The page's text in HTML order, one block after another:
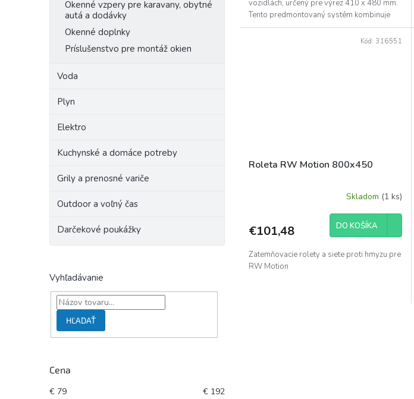
Okenné vzpery pre karavany, obytné
autá a dodávky
Okenné doplnky
Príslušenstvo pre montáž okien
Voda
Plyn
Elektro
Kuchynské a domáce potreby
Grily a prenosné variče
Outdoor a voľný čas
Darčekové poukážky
Vyhľadávanie
HĽADAŤ
Cena
€ 79 € 192
vozidlách, určený pre výrez 410 x 480 mm.
Tento predmontovaný systém kombinuje
zatemňovaciu roletu a...
Roleta RW Motion 800x450
Skladom (1 ks)
€101,48 DO KOŠÍKA
Zatemňovacie rolety a siete proti hmyzu pre
RW Motion
Kód: 316551